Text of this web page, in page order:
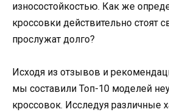
износостойкостью. Как же
кроссовки действительно стоят
прослужат долго?
Исходя из отзывов и
мы составили Топ-10 моделей
кроссовок. Исследуя различные